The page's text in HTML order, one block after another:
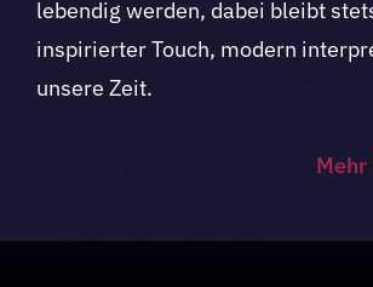
lebendig werden, dabei bleibt
inspirierter Touch, modern
unsere Zeit.